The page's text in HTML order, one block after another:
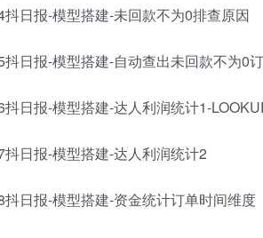
抖日报-模型搭建-未回款不为0排查原因
抖日报-模型搭建-自动查出未回款不为0
抖日报-模型搭建-达人利润统计1-
抖日报-模型搭建-达人利润统计2
抖日报-模型搭建-资金统计订单时间维度